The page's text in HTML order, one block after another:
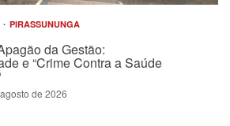
PIRASSUNUNGA
da Gestão:
e “Crime Contra a Saúde
de 2026